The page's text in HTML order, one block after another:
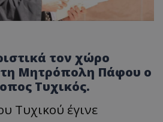
τον χώρο
Μητρόπολη Πάφου ο
Τυχικός.
Τυχικού έγινε